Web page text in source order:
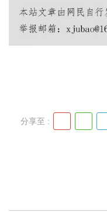
Bo
分享至 :